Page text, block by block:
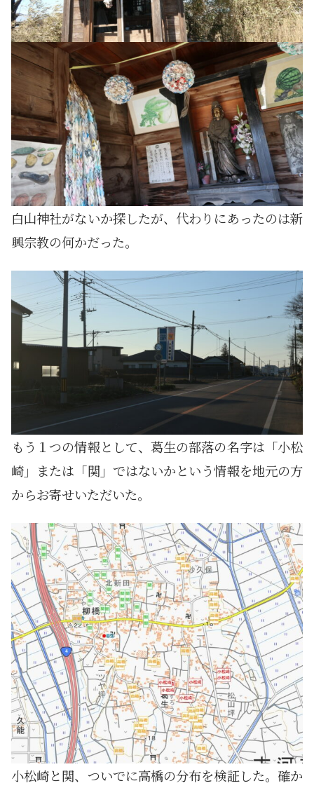
白山神社がないか探したが、代わりにあったのは新
興宗教の何かだった。
もう１つの情報として、葛生の部落の名字は「小松
崎」または「関」ではないかという情報を地元の方
からお寄せいただいた。
小松崎と関、ついでに高橋の分布を検証した。確か